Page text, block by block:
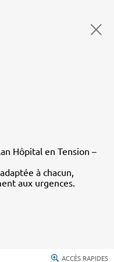
Hôpital en Tension –
à chacun,
aux urgences.
ACCÈS RAPIDES